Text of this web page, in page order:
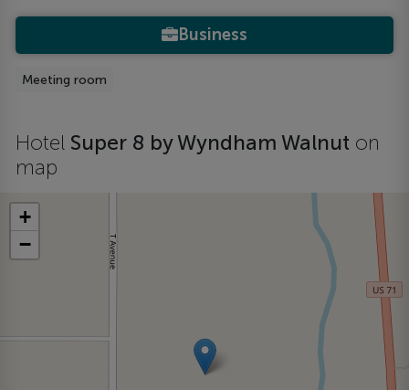
Business
Meeting room
Hotel Super 8 by Wyndham Walnut on
map
+
−